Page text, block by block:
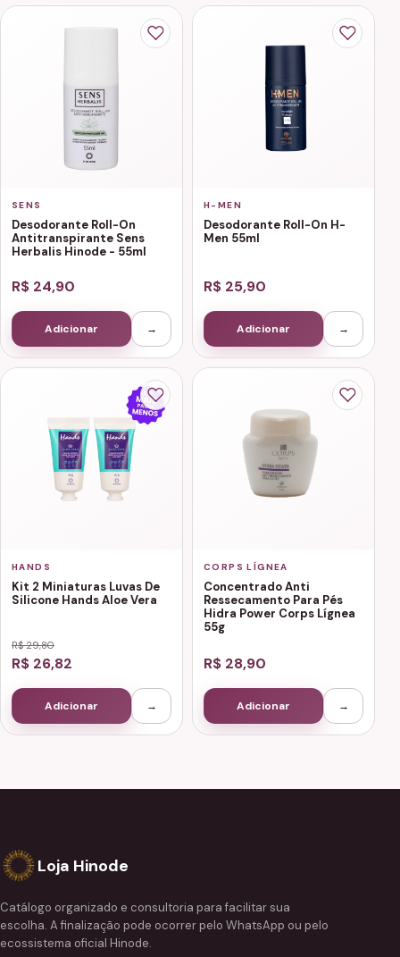
SENS
Desodorante Roll-On
Antitranspirante Sens
Herbalis Hinode - 55ml
R$ 24,90
Adicionar →
H-MEN
Desodorante Roll-On H-
Men 55ml
R$ 25,90
Adicionar →
HANDS
Kit 2 Miniaturas Luvas De
Silicone Hands Aloe Vera
R$ 29,80
R$ 26,82
Adicionar →
CORPS LÍGNEA
Concentrado Anti
Ressecamento Para Pés
Hidra Power Corps Lígnea
55g
R$ 28,90
Adicionar →
Loja Hinode
Catálogo organizado e consultoria para facilitar sua
escolha. A finalização pode ocorrer pelo WhatsApp ou pelo
ecossistema oficial Hinode.